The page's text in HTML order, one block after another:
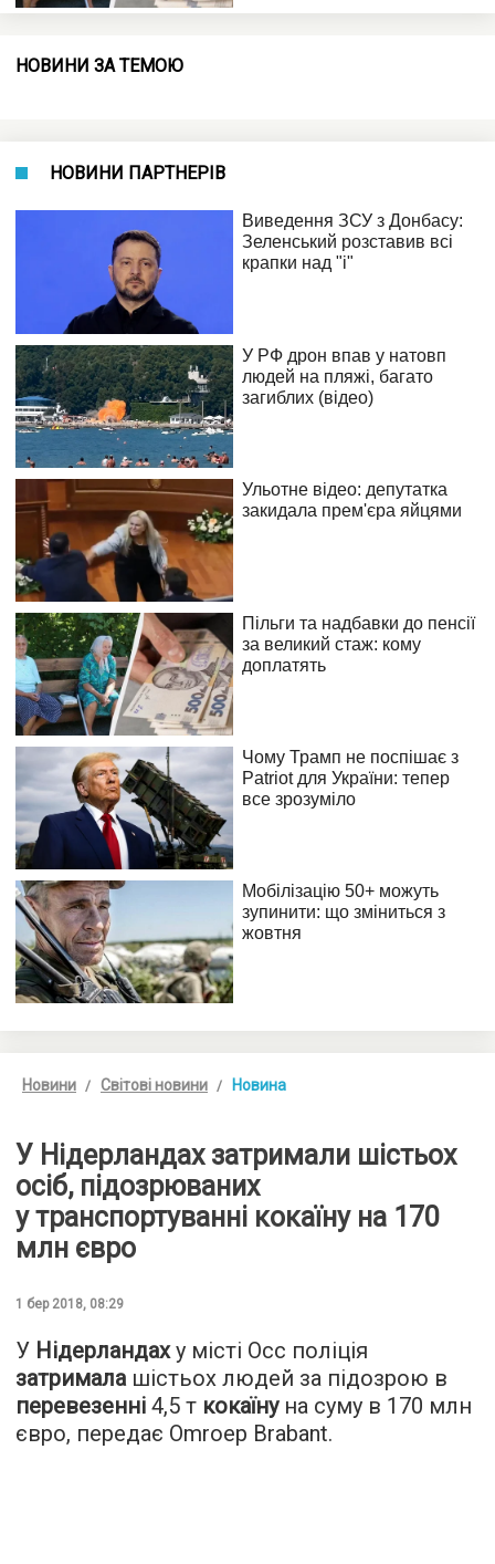
НОВИНИ ЗА ТЕМОЮ
НОВИНИ ПАРТНЕРІВ
Новини Світові новини Новина
У Нідерландах затримали шістьох
осіб, підозрюваних
у транспортуванні кокаїну на 170
млн євро
1 бер 2018, 08:29
У Нідерландаху місті Осс поліція
затрималашістьох людей за підозрою в
перевезенні 4,5 т кокаїнуна суму в 170 млн
євро, передає Omroep Brabant.